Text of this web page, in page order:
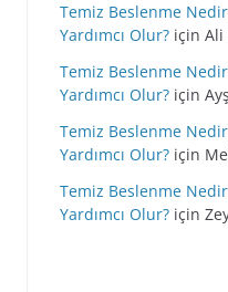
Temiz Beslenme
Yardımcı Olur? için Ali
Temiz Beslenme
Yardımcı Olur? için
Temiz Beslenme
Yardımcı Olur? için
Temiz Beslenme
Yardımcı Olur? için